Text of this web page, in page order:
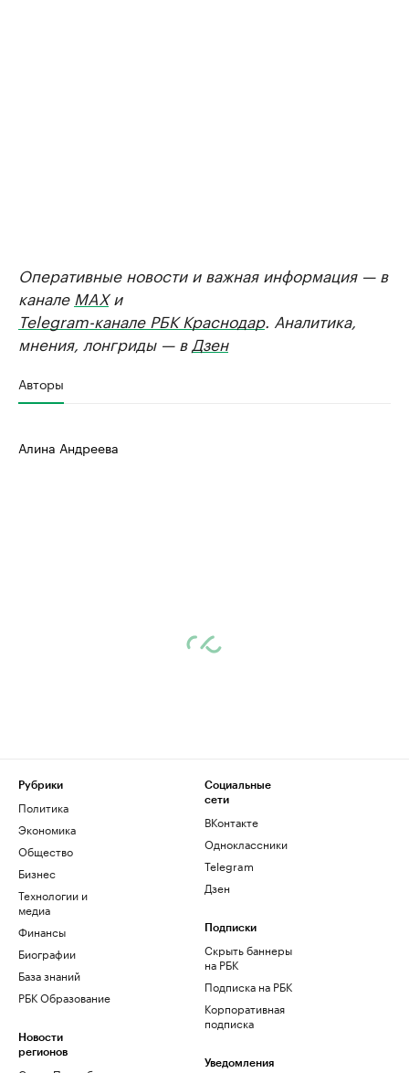
Оперативные новости и важная информация — в
канале MAXи
Telegram-канале РБК Краснодар. Аналитика,
мнения, лонгриды — в Дзен
Авторы
Алина Андреева
Рубрики
Политика
Экономика
Общество
Бизнес
Технологии и
медиа
Финансы
Биографии
База знаний
РБК Образование
Новости
регионов
Социальные
сети
ВКонтакте
Одноклассники
Telegram
Дзен
Подписки
Скрыть баннеры
на РБК
Подписка на РБК
Корпоративная
подписка
Уведомления